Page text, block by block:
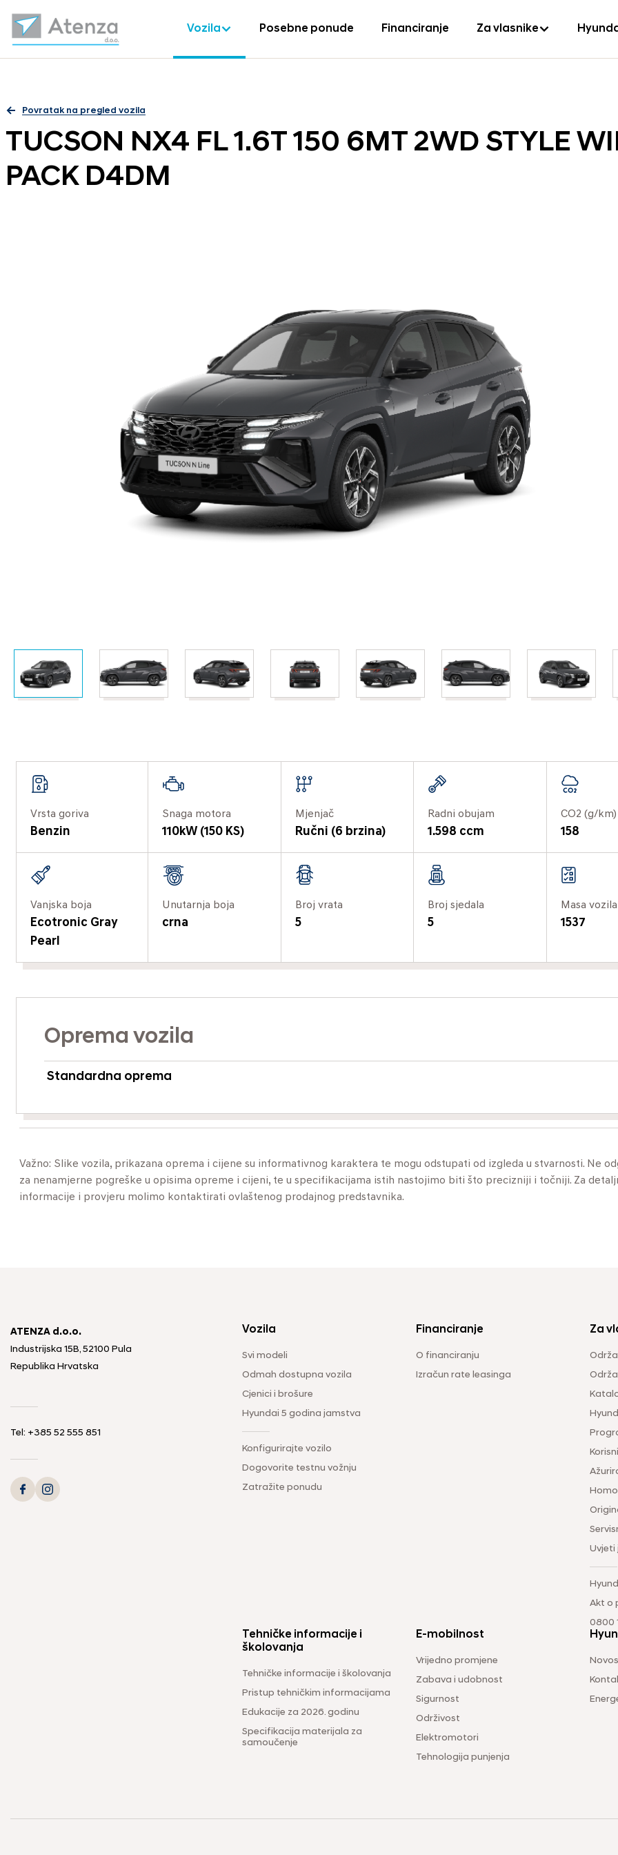
Vozila Posebne ponude Financiranje Za vlasnike
Povratak na pregled vozila
TUCSON NX4 FL 1.6T 150 6MT 2WD STYLE
PACK D4DM
Vrsta goriva
Benzin
Snaga motora
110kW (150 KS)
Mjenjač
Ručni (6 brzina)
Radni obujam
1.598 ccm
CO2 (g/km)
158
Vanjska boja
Ecotronic Gray
Pearl
Unutarnja boja
crna
Broj vrata
5
Broj sjedala
5
Masa
1537
Oprema vozila
Standardna oprema
Važno: Slike vozila, prikazana oprema i cijene su informativnog karaktera te mogu odstupati od izgleda u stvarnosti. Ne
za nenamjerne pogreške u opisima opreme i cijeni, te u specifikacijama istih nastojimo biti što precizniji i točniji. Za
informacije i provjeru molimo kontaktirati ovlaštenog prodajnog predstavnika.
ATENZA d.o.o.
Industrijska 15B, 52100 Pula
Republika Hrvatska
Tel: +385 52 555 851
Vozila
Svi modeli
Odmah dostupna vozila
Cjenici i brošure
Hyundai 5 godina jamstva
Konfigurirajte vozilo
Dogovorite testnu vožnju
Zatražite ponudu
Financiranje
O financiranju
Izračun rate leasinga
Za
Uvjeti
Akt o
0800
Tehničke informacije i
školovanja
Tehničke informacije i školovanja
Pristup tehničkim informacijama
Edukacije za 2026. godinu
Specifikacija materijala za
samoučenje
E-mobilnost
Vrijedno promjene
Zabava i udobnost
Sigurnost
Održivost
Elektromotori
Tehnologija punjenja